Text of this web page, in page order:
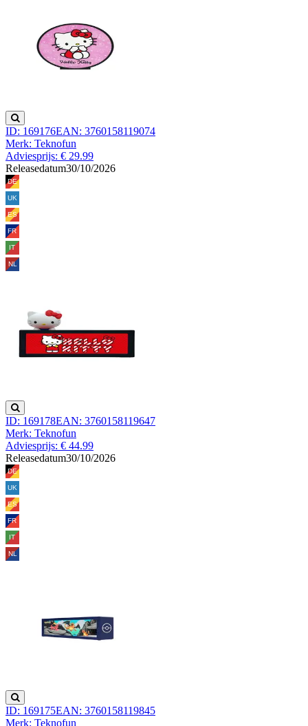
ID: 169176EAN: 3760158119074
Merk: Teknofun
Adviesprijs: € 29.99
Releasedatum30/10/2026
ID: 169178EAN: 3760158119647
Merk: Teknofun
Adviesprijs: € 44.99
Releasedatum30/10/2026
ID: 169175EAN: 3760158119845
Merk: Teknofun